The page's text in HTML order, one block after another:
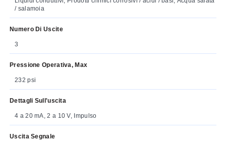
/ salamoia
Numero Di Uscite
3
Pressione Operativa, Max
232 psi
Dettagli Sull'uscita
4 a 20 mA, 2 a 10 V, Impulso
Uscita Segnale